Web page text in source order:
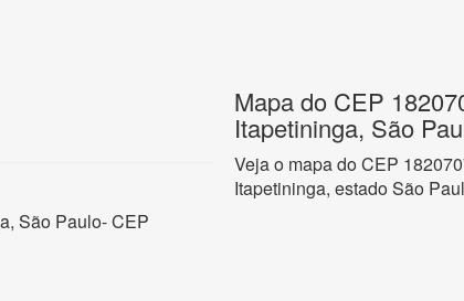
São Paulo- CEP
Mapa do CEP
Itapetininga, São
Veja o mapa do CEP
Itapetininga, estado São